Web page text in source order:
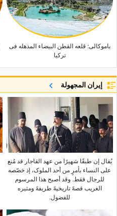
باموکالی: قلعه القطن البیضاء المذهله فی
ترکیا
إيران المجهولة
یُقال إن طبقًا شهیرًا من عهد القاجار قد مُنع
على النساء بأمرٍ من أحد الملوک، إذ خصّصه
للرجال فقط. وقد أصبح هذا المرسوم
الغریب قصهً تاریخیهً طریفهً ومثیره
للفضول.